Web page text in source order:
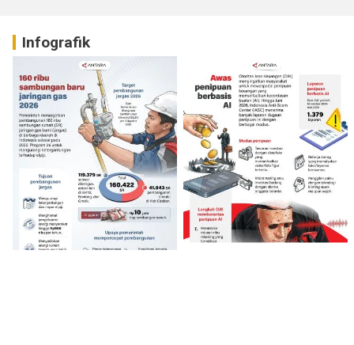
Infografik